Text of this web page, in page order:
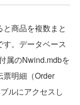
商品を複数まと
。データベース
属のNwind.mdbを
票明細（Order
ルにアクセスし